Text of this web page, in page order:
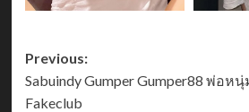
Post
navigation
Previous:
Sabuindy Gumper Gumper88 พ่อ
Fakeclub